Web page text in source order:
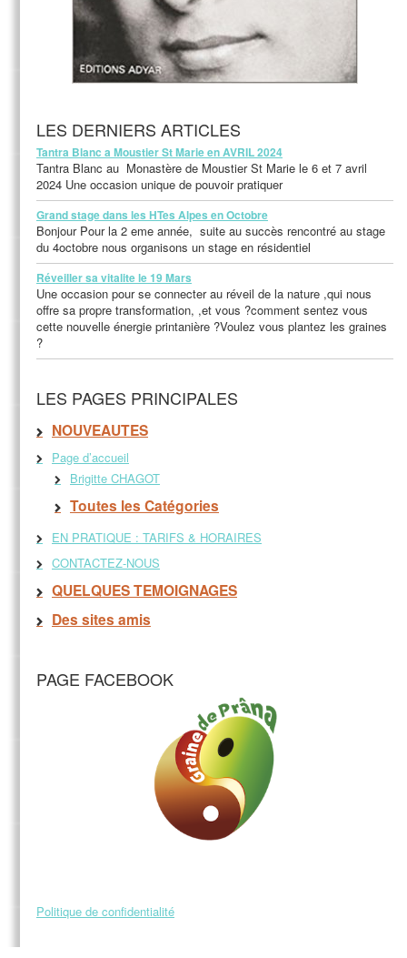
LES DERNIERS ARTICLES
Tantra Blanc a Moustier St Marie en AVRIL 2024
Tantra Blanc au Monastère de Moustier St Marie le 6 et 7 avril
2024 Une occasion unique de pouvoir pratiquer
Grand stage dans les HTes Alpes en Octobre
Bonjour Pour la 2 eme année, suite au succès rencontré au stage
du 4octobre nous organisons un stage en résidentiel
Réveiller sa vitalite le 19 Mars
Une occasion pour se connecter au réveil de la nature ,qui nous
offre sa propre transformation, ,et vous ?comment sentez vous
cette nouvelle énergie printanière ?Voulez vous plantez les graines
?
LES PAGES PRINCIPALES
NOUVEAUTES
Page d’accueil
Brigitte CHAGOT
Toutes les Catégories
EN PRATIQUE : TARIFS & HORAIRES
CONTACTEZ-NOUS
QUELQUES TEMOIGNAGES
Des sites amis
PAGE FACEBOOK
Politique de confidentialité